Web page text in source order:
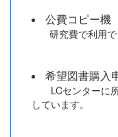
公費コピー機
研究費で利用で
希望図書購入
LCセンターに所
しています。